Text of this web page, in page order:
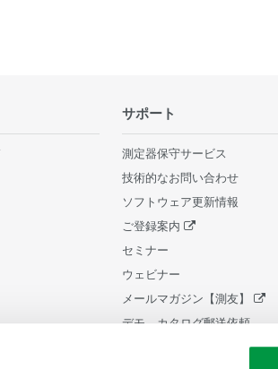
サポート
測定器保守サービス
技術的なお問い合わせ
ソフトウェア更新情報
ご登録案内
セミナー
ウェビナー
メールマガジン【測友】
デモ、カタログ郵送依頼